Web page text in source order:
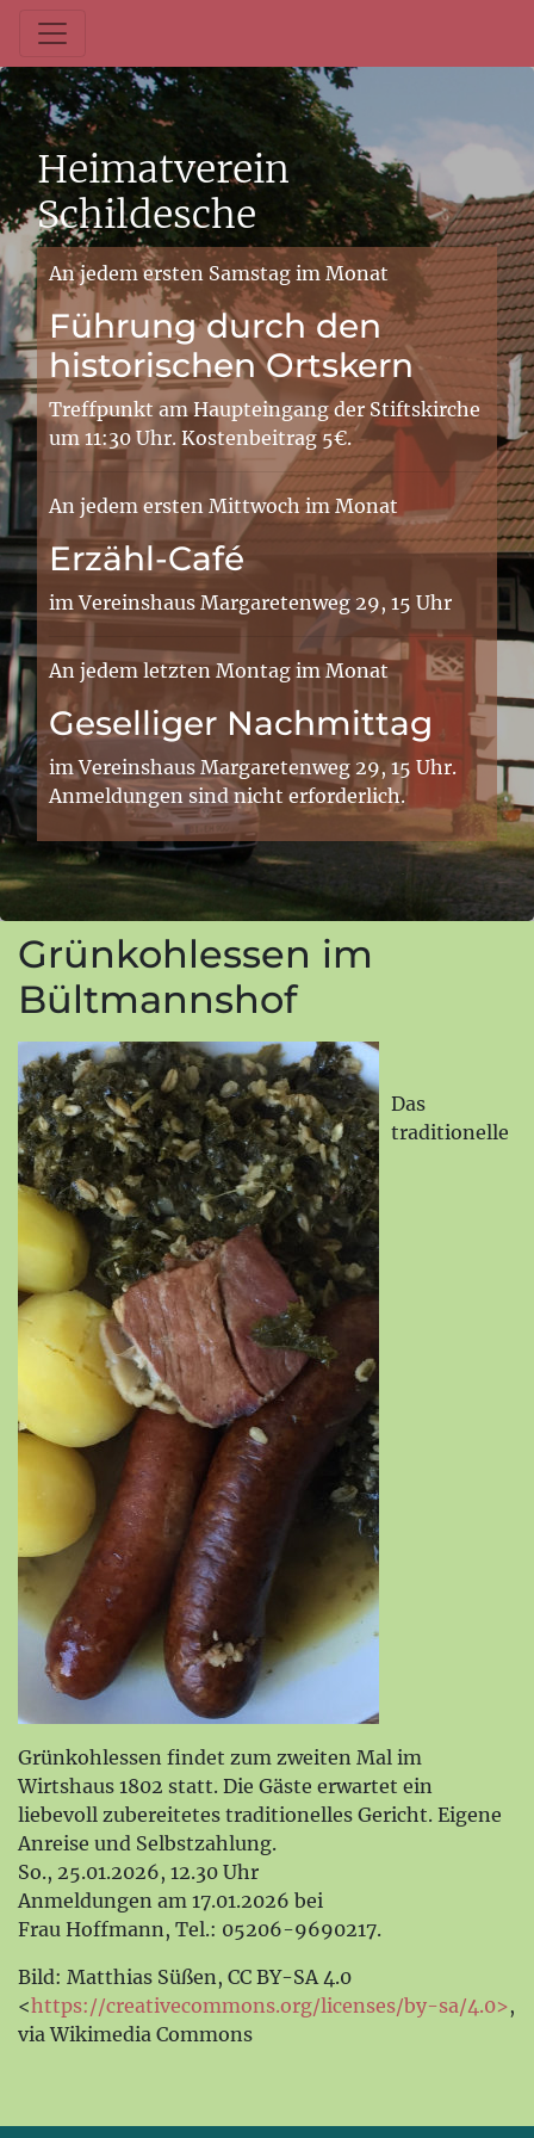
Heimatverein
Schildesche
An jedem ersten Samstag im Monat
Führung durch den
historischen Ortskern
Treffpunkt am Haupteingang der Stiftskirche
um 11:30 Uhr. Kostenbeitrag 5€.
An jedem ersten Mittwoch im Monat
Erzähl-Café
im Vereinshaus Margaretenweg 29, 15 Uhr
An jedem letzten Montag im Monat
Geselliger Nachmittag
im Vereinshaus Margaretenweg 29, 15 Uhr.
Anmeldungen sind nicht erforderlich.
Grünkohlessen im
Bültmannshof
Das
traditionelle
Grünkohlessen findet zum zweiten Mal im
Wirtshaus 1802 statt. Die Gäste erwartet ein
liebevoll zubereitetes traditionelles Gericht. Eigene
Anreise und Selbstzahlung.
So., 25.01.2026, 12.30 Uhr
Anmeldungen am 17.01.2026 bei
Frau Hoffmann, Tel.: 05206-9690217.
Bild: Matthias Süßen, CC BY-SA 4.0
<https://creativecommons.org/licenses/by-sa/4.0>,
via Wikimedia Commons